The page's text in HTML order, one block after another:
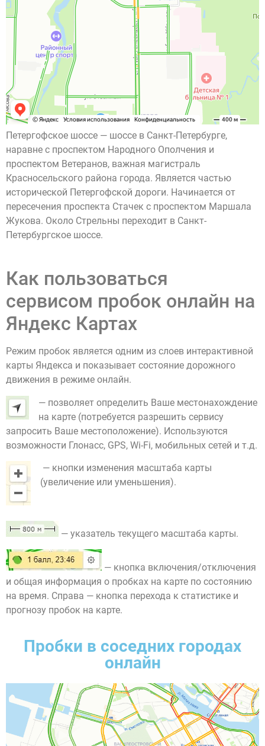
Петергофское шоссе — шоссе в Санкт-Петербурге,
наравне с проспектом Народного Ополчения и
проспектом Ветеранов, важная магистраль
Красносельского района города. Является частью
исторической Петергофской дороги. Начинается от
пересечения проспекта Стачек с проспектом Маршала
Жукова. Около Стрельны переходит в Санкт-
Петербургское шоссе.
Как пользоваться
сервисом пробок онлайн на
Яндекс Картах
Режим пробок является одним из слоев интерактивной
карты Яндекса и показывает состояние дорожного
движения в режиме онлайн.
— позволяет определить Ваше местонахождение
на карте (потребуется разрешить сервису
запросить Ваше местоположение). Используются
возможности Глонасс, GPS, Wi-Fi, мобильных сетей и т.д.
— кнопки изменения масштаба карты
(увеличение или уменьшения).
— указатель текущего масштаба карты.
— кнопка включения/отключения
и общая информация о пробках на карте по состоянию
на время. Справа — кнопка перехода к статистике и
прогнозу пробок на карте.
Пробки в соседних городах
онлайн